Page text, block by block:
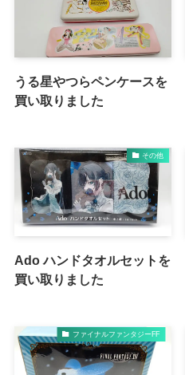
うる星やつらペンケースを
買い取りました
その他
Ado ハンドタオルセットを
買い取りました
ファイナルファンタジーFF